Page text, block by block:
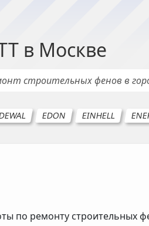
в Москве
строительных фенов в
EDON EINHELL
по ремонту строительных